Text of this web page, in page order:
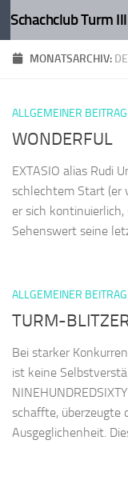
Zum Inhalt
Schachclub Turm
MONATSARCHIV:
ALLGEMEINER BEITRAG
WONDERFUL
EXTASIO alias Rudi
schlechtem Start (er
er sich
Sehenswert seine
ALLGEMEINER BEITRAG
TURM-
Bei starker
ist keine
schaffte, überzeugte
Ausgeglichenheit.